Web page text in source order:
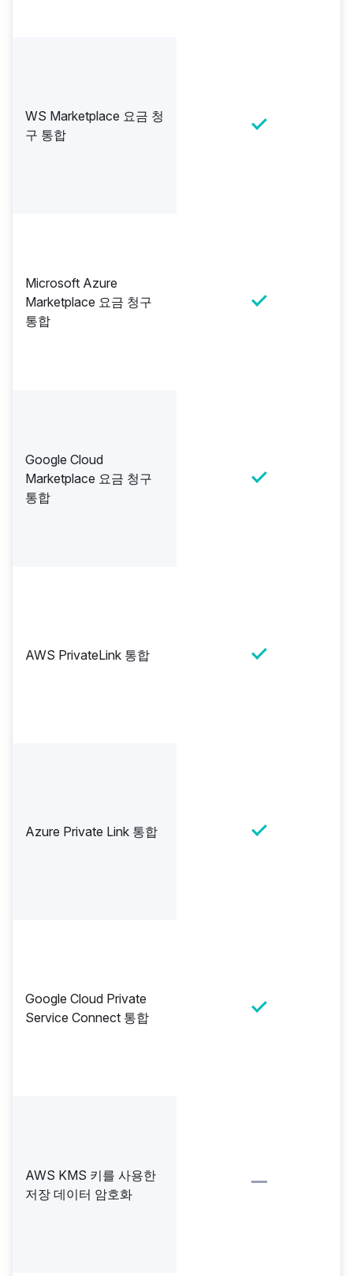
WS Marketplace 요금 청
구 통합
Microsoft Azure
Marketplace 요금 청구
통합
Google Cloud
Marketplace 요금 청구
통합
AWS PrivateLink 통합
Azure Private Link 통합
Google Cloud Private
Service Connect 통합
AWS KMS 키를 사용한
저장 데이터 암호화